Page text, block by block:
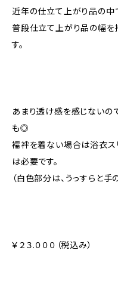
近年の仕立て上がり品の中
普段仕立て上がり品の幅を
す。
あまり透け感を感じないの
も◎
襦袢を着ない場合は浴衣ス
は必要です。
（白色部分は、うっすらと手
￥２３.０００（税込み）